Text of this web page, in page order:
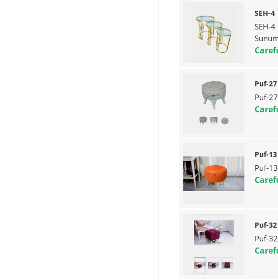
SEH-4
SEH-
Puf-27
Puf-27
Puf-13
Puf-13
Puf-32
Puf-32